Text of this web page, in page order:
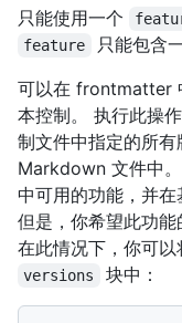
只能使用一个
feature
只能包含
可以在 frontmatter
本控制。 执行此操
制文件中指定的所
Markdown 文件中
中可用的功能，并在
但是，你希望此功能
在此情况下，你可以
versions 块中：